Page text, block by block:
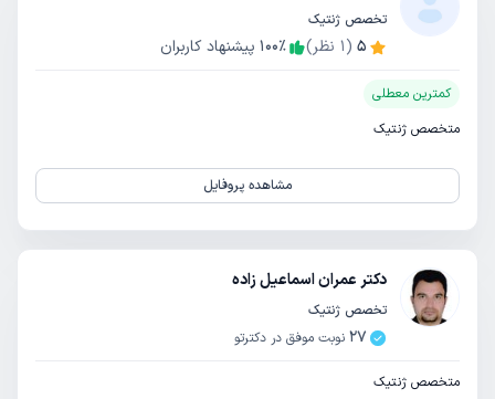
تخصص ژنتیک
5
(
1 نظر) 100٪ پیشنهاد کاربران
کمترین معطلی
متخصص ژنتیک
مشاهده پروفایل
دکتر عمران اسماعیل زاده
تخصص ژنتیک
27 نوبت موفق در دکترتو
متخصص ژنتیک